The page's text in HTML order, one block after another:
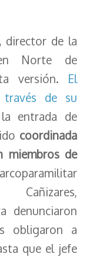
director de la
Norte de
versión. El
través de su
entrada de
coordinada
miembros de
denunciaron
obligaron a
que el jefe